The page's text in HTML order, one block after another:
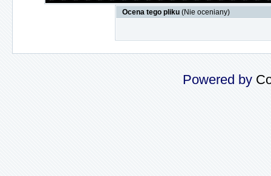
Ocena tego pliku (Nie oceniany)
Powered by